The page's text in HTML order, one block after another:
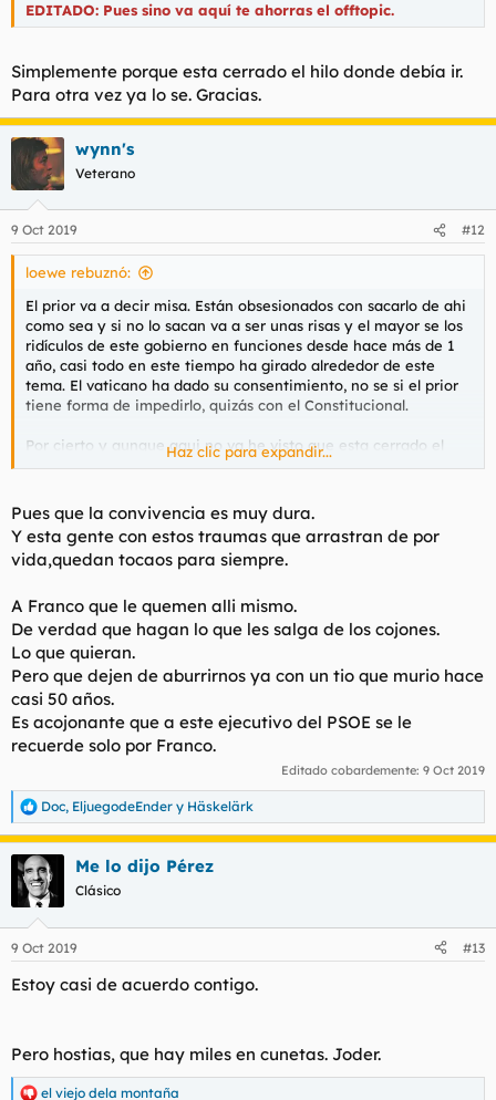
EDITADO: Pues sino va aquí te ahorras el offtopic.
Simplemente porque esta cerrado el hilo donde debía ir.
Para otra vez ya lo se. Gracias.
wynn's
Veterano
9 Oct 2019 #12
loewe rebuznó:
El prior va a decir misa. Están obsesionados con sacarlo de ahi
como sea y si no lo sacan va a ser unas risas y el mayor se los
ridículos de este gobierno en funciones desde hace más de 1
año, casi todo en este tiempo ha girado alrededor de este
tema. El vaticano ha dado su consentimiento, no se si el prior
tiene forma de impedirlo, quizás con el Constitucional.
Por cierto y aunque aqui no va he visto que esta cerrado el
hilo.
Hoy han detenido a este hombre y despues puesto en libertad
e investigado
Según su propio testimonio, este martes la golpeó, la agarró
al coche para intentar atropellarla, mientras que la madre de
Diana Quer se escondió entre las columnas.
En libertad el padre de Diana Quer, que será investigado por un delito de lesiones
La exmujer, Diana López-Pinel, presentó anoche una
denuncia en las dependencias de la Guardia Civil en
Majadahonda (Madrid)
www.elconfidencial.com
¿Que le pasa a esta gente por la cabeza?
Haz clic para expandir...
Pues que la convivencia es muy dura.
Y esta gente con estos traumas que arrastran de por
vida,quedan tocaos para siempre.
A Franco que le quemen alli mismo.
De verdad que hagan lo que les salga de los cojones.
Lo que quieran.
Pero que dejen de aburrirnos ya con un tio que murio hace
casi 50 años.
Es acojonante que a este ejecutivo del PSOE se le
recuerde solo por Franco.
Editado cobardemente: 9 Oct 2019
R
e
a
c
c
e
:
Doc, EljuegodeEnder y Häskelärk
Me lo dijo Pérez
Clásico
9 Oct 2019 #13
Estoy casi de acuerdo contigo.
Pero hostias, que hay miles en cunetas. Joder.
el viejo dela montaña